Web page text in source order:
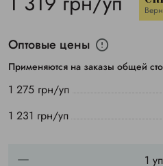
Оптовые цены
Применяются на заказы общей
1 275 грн/уп
1 231 грн/уп